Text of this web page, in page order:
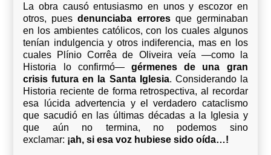
La obra causó entusiasmo en unos y escozor en
otros, puesdenunciaba erroresque germinaban
en los ambientes católicos, con los cuales algunos
tenían indulgencia y otros indiferencia, mas en los
cuales Plínio Corrêa de Oliveira veía —como la
Historia lo confirmó— gérmenes de una gran
crisis futura en la Santa Iglesia. Considerando la
Historia reciente de forma retrospectiva, al recordar
esa lúcida advertencia y el verdadero cataclismo
que sacudió en las últimas décadas a la Iglesia y
que aún no termina, no podemos sino
exclamar: ¡ah, si esa voz hubiese sido oída…!